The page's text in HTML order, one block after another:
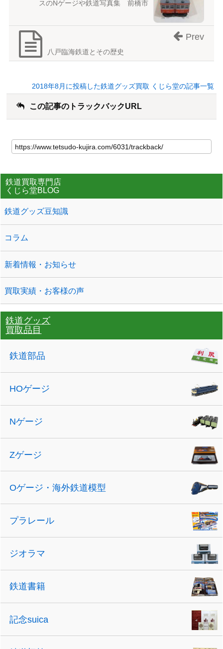
スのNゲージや鉄道写真集 前橋市
八戸臨海鉄道とその歴史
Prev
2018年8月に投稿した鉄道グッズ買取 くじら堂の記事一覧
この記事のトラックバックURL
鉄道買取専門店
くじら堂BLOG
鉄道グッズ豆知識
コラム
新着情報・お知らせ
買取実績・お客様の声
鉄道グッズ
買取品目
鉄道部品
HOゲージ
Nゲージ
Zゲージ
Oゲージ・海外鉄道模型
プラレール
ジオラマ
鉄道書籍
記念suica